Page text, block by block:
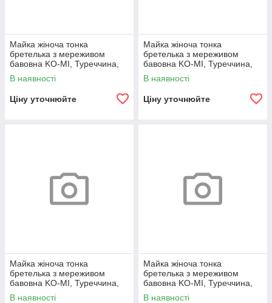
Майка жіноча тонка
бретелька з мереживом
бавовна KO-MI, Туреччина,
розміри S, біла, 08020
В наявності
Ціну уточнюйте
Майка жіноча тонка
бретелька з мереживом
бавовна KO-MI, Туреччина,
розміри S, чорна, 08015
В наявності
Ціну уточнюйте
Майка жіноча тонка
бретелька з мереживом
бавовна KO-MI, Туреччина,
розміри XL, бежева, 08028
В наявності
Майка жіноча тонка
бретелька з мереживом
бавовна KO-MI, Туреччина,
розміри XL, біла, 08023
В наявності